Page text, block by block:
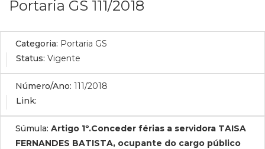
Portaria GS 111/2018
Categoria: Portaria GS
Status: Vigente
Número/Ano: 111/2018
Link:
Súmula: Artigo 1º.Conceder férias a servidora TAISA
FERNANDES BATISTA, ocupante do cargo público